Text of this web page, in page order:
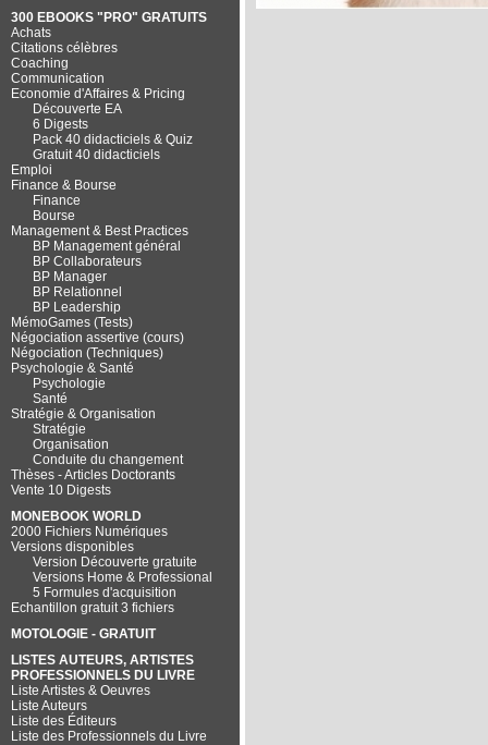
300 EBOOKS "PRO" GRATUITS
Achats
Citations célèbres
Coaching
Communication
Economie d'Affaires & Pricing
Découverte EA
6 Digests
Pack 40 didacticiels & Quiz
Gratuit 40 didacticiels
Emploi
Finance & Bourse
Finance
Bourse
Management & Best Practices
BP Management général
BP Collaborateurs
BP Manager
BP Relationnel
BP Leadership
MémoGames (Tests)
Négociation assertive (cours)
Négociation (Techniques)
Psychologie & Santé
Psychologie
Santé
Stratégie & Organisation
Stratégie
Organisation
Conduite du changement
Thèses - Articles Doctorants
Vente 10 Digests
MONEBOOK WORLD
2000 Fichiers Numériques
Versions disponibles
Version Découverte gratuite
Versions Home & Professional
5 Formules d'acquisition
Echantillon gratuit 3 fichiers
MOTOLOGIE - GRATUIT
LISTES AUTEURS, ARTISTES
PROFESSIONNELS DU LIVRE
Liste Artistes & Oeuvres
Liste Auteurs
Liste des Éditeurs
Liste des Professionnels du Livre